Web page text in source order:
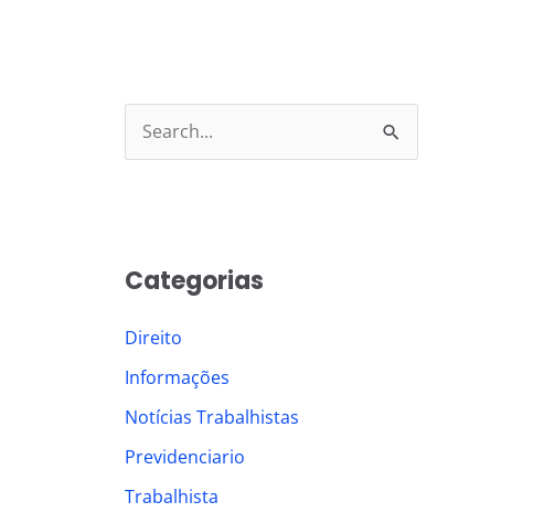
c
f
o
r
:
Categorias
Direito
Informações
Notícias Trabalhistas
Previdenciario
Trabalhista